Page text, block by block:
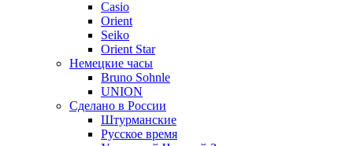
Casio
Orient
Seiko
Orient Star
Немецкие часы
Bruno Sohnle
UNION
Сделано в России
Штурманские
Русское время